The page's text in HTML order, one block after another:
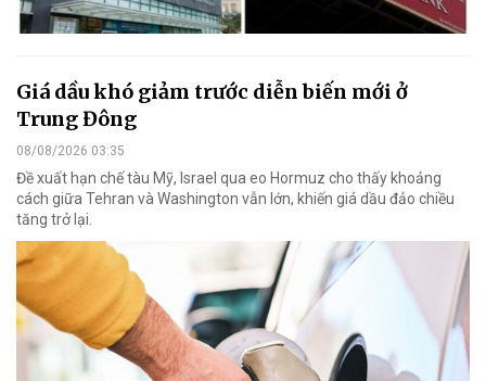
Giá dầu khó giảm trước diễn biến mới ở
Trung Đông
08/08/2026 03:35
Đề xuất hạn chế tàu Mỹ, Israel qua eo Hormuz cho thấy khoảng
cách giữa Tehran và Washington vẫn lớn, khiến giá dầu đảo chiều
tăng trở lại.